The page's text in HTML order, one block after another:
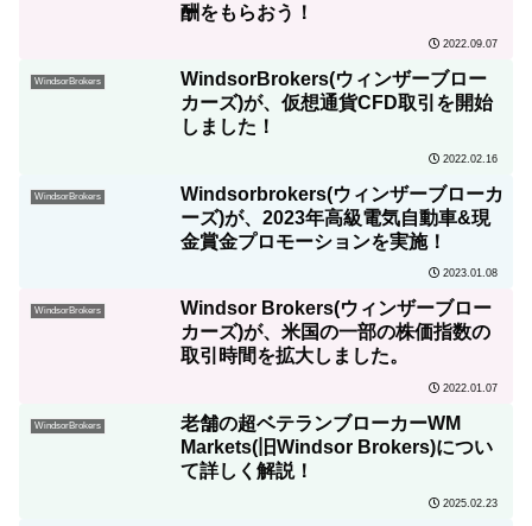
酬をもらおう！
2022.09.07
WindsorBrokers
WindsorBrokers(ウィンザーブロー
カーズ)が、仮想通貨CFD取引を開始
しました！
2022.02.16
WindsorBrokers
Windsorbrokers(ウィンザーブローカ
ーズ)が、2023年高級電気自動車&現
金賞金プロモーションを実施！
2023.01.08
WindsorBrokers
Windsor Brokers(ウィンザーブロー
カーズ)が、米国の一部の株価指数の
取引時間を拡大しました。
2022.01.07
WindsorBrokers
老舗の超ベテランブローカーWM
Markets(旧Windsor Brokers)につい
て詳しく解説！
2025.02.23